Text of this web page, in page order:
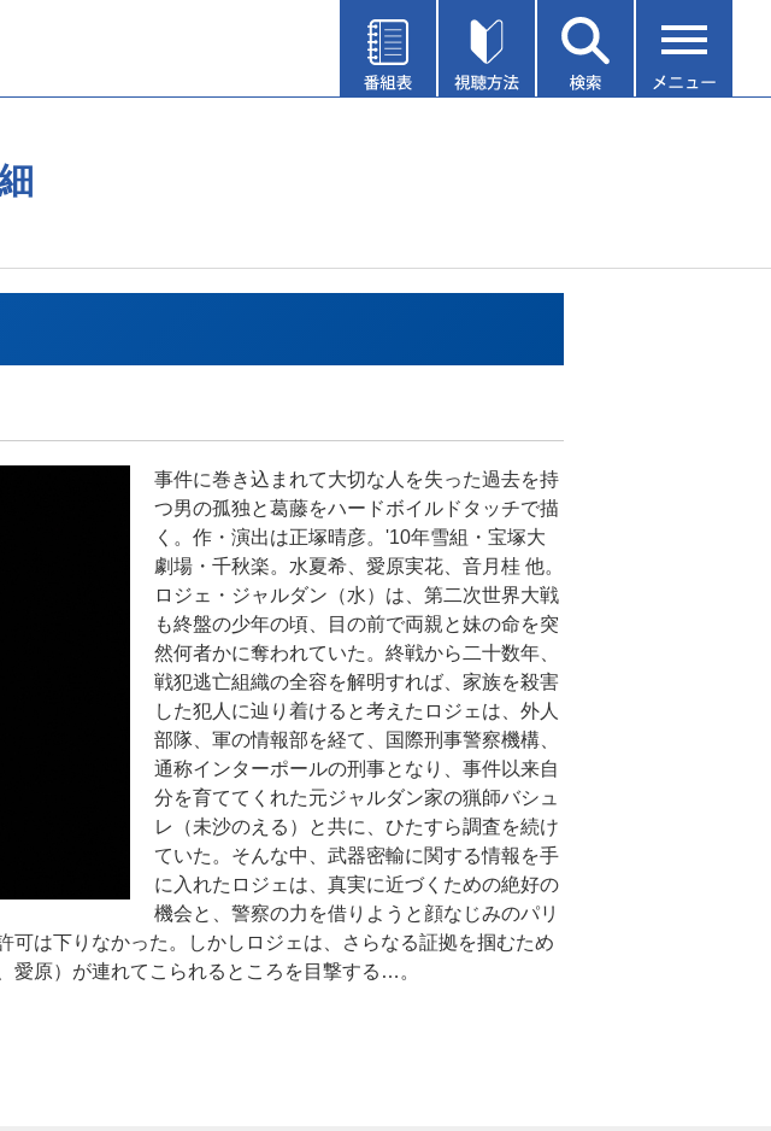
事件に巻き込まれて大切な人を失った過去を持
つ男の孤独と葛藤をハードボイルドタッチで描
く。作・演出は正塚晴彦。'10年雪組・宝塚大
劇場・千秋楽。水夏希、愛原実花、音月桂 他。
ロジェ・ジャルダン（水）は、第二次世界大戦
も終盤の少年の頃、目の前で両親と妹の命を突
然何者かに奪われていた。終戦から二十数年、
戦犯逃亡組織の全容を解明すれば、家族を殺害
した犯人に辿り着けると考えたロジェは、外人
部隊、軍の情報部を経て、国際刑事警察機構、
通称インターポールの刑事となり、事件以来自
分を育ててくれた元ジャルダン家の猟師バシュ
レ（未沙のえる）と共に、ひたすら調査を続け
ていた。そんな中、武器密輸に関する情報を手
に入れたロジェは、真実に近づくための絶好の
機会と、警察の力を借りようと顔なじみのパリ
は下りなかった。しかしロジェは、さらなる証拠を掴むため
愛原）が連れてこられるところを目撃する…。